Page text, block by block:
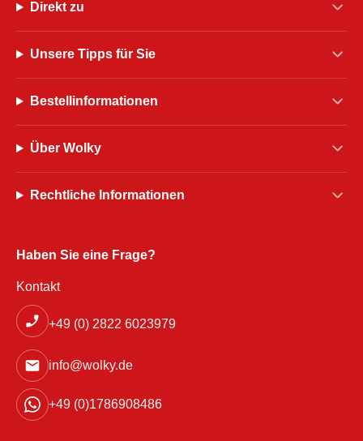
Direkt zu
Unsere Tipps für Sie
Bestellinformationen
Über Wolky
Rechtliche Informationen
Haben Sie eine Frage?
Kontakt
+49 (0) 2822 6023979
info@wolky.de
+49 (0)1786908486